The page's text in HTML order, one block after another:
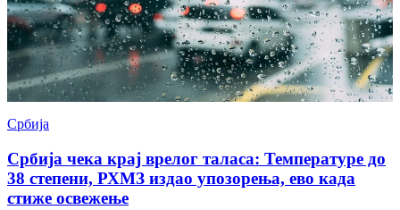
Србија
Србија чека крај врелог таласа: Температуре до
38 степени, РХМЗ издао упозорења, ево када
стиже освежење